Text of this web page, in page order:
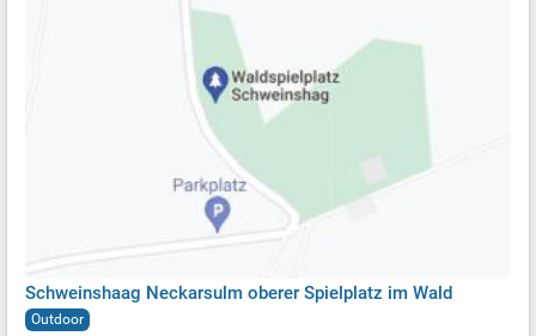
Schweinshaag Neckarsulm oberer Spielplatz im Wald
Outdoor